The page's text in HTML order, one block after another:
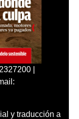
|
y traducción a